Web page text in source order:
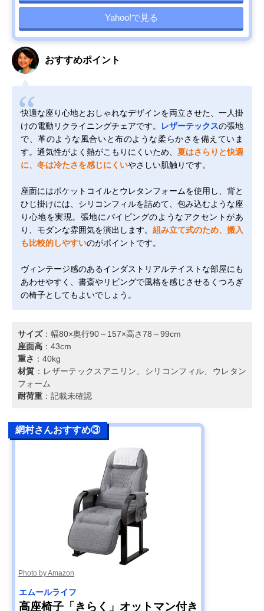
Yahoo!で見る
おすすめポイント
快適な座り心地とおしゃれなデザインを両立させた、一人掛
けの電動リクライニングチェアです。
レザーテックスの張地
で、革のような風合いと布のような柔らかさを備えていま
す。通気性がよく熱がこもりにくいため、 夏はさらりと快適
に、冬は冷たさを感じにくいやさしい肌触りです。
座面にはポケットコイルとウレタンフォームを使用し、背と
ひじ掛けには、シリコンフィルを詰めて、包み込むような座
り心地を実現。張地にパイピングのようなアクセントがあ
り、モダンな雰囲気を演出します。 組み立て式のため、搬入
も比較的しやすいのがポイントです。
ヴィンテージ感のあるインダストリアルテイストな部屋にも
あわせやすく、書斎やリビングで風格を感じさせるくつろぎ
の椅子としてもよいでしょう。
サイズ：幅80×奥行90～157×高さ78～99cm
座面高 ：43cm
重さ ：40kg
材質 ：レザーテックスアニリン、シリコンフィル、ウレタン
フォーム
耐荷重 ：記載未確認
網村さんおすすめ③
Photo by Amazon
エムールライフ
高座椅子「きらく」オットマン付き